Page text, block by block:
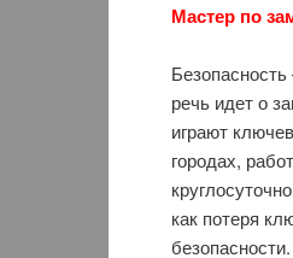
Мастер по
речь идет о
играют
городах,
как потеря